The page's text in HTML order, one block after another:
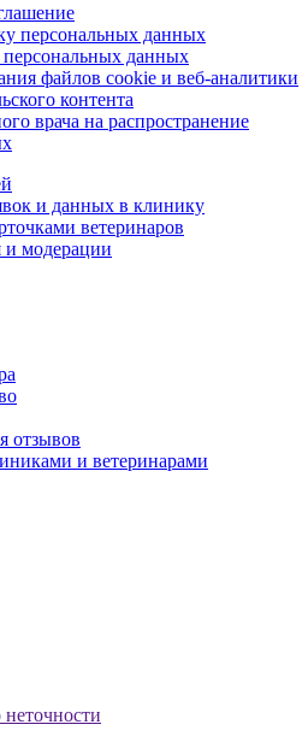
персональных данных
данных
файлов cookie и веб-аналитики
контента
врача на распространение
и данных в клинику
ветеринаров
и модерации
отзывов
и ветеринарами